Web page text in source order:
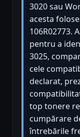
3020 sau
acesta
106R02773.
pentru a
3025,
cele
declarat,
top tonere
cumpărare
întrebările